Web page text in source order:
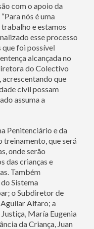
com o apoio da
nós é uma
e estamos
esse processo
que foi possível
alcançada no
do Colectivo
acrescentando que
civil possam
assuma a
Penitenciário e da
que será
onde serão
das crianças e
Também
Sistema
o Subdiretor de
Alfaro; a
María Eugenia
da Criança, Juan